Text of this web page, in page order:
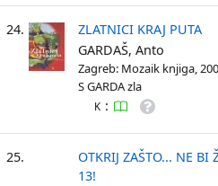
24.
ZLATNICI KRAJ PUTA
GARDAŠ, Anto
Zagreb: Mozaik knjiga,
S GARDA zla
K :
25.
OTKRIJ ZAŠTO... NE BI
13!